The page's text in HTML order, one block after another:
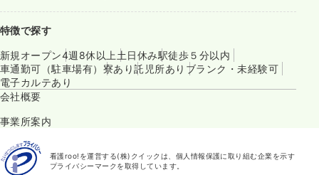
特徴で探す
新規オープン4週8休以上 土日休み駅徒歩５分以内
車通勤可（駐車場有） 寮あり託児所あり ブランク・未経験可
電子カルテあり
会社概要
事業所案内
看護roo!を運営する(株)クイックは、個人情報保護に取り組む企業を示す
プライバシーマークを取得しています。